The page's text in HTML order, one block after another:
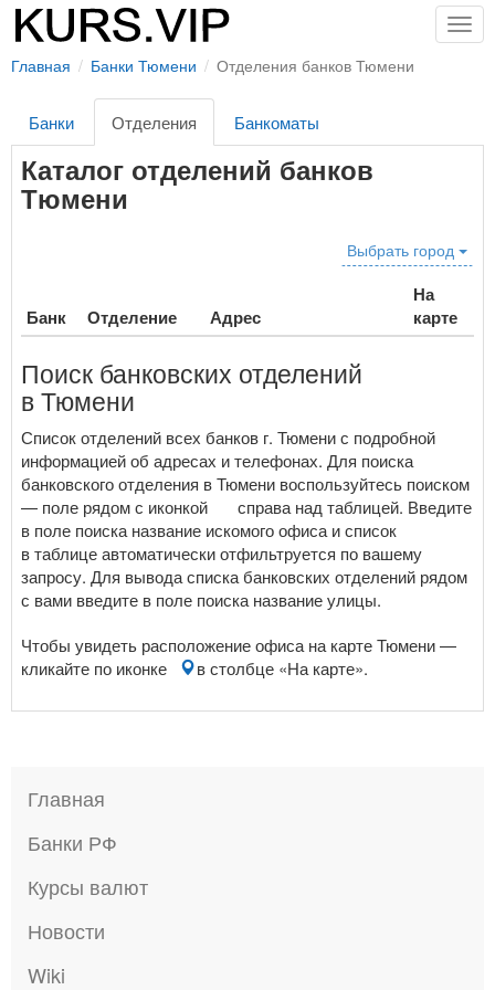
Главная Банки Тюмени Отделения банков Тюмени
Банки Отделения Банкоматы
Каталог отделений банков
Тюмени
Выбрать город
Банк Отделение Адрес
На
карте
Поиск банковских отделений
в Тюмени
Список отделений всех банков г. Тюмени с подробной
информацией об адресах и телефонах. Для поиска
банковского отделения в Тюмени воспользуйтесь поиском
— поле рядом с иконкой
справа над таблицей. Введите
в поле поиска название искомого офиса и список
в таблице автоматически отфильтруется по вашему
запросу. Для вывода списка банковских отделений рядом
с вами введите в поле поиска название улицы.
Чтобы увидеть расположение офиса на карте Тюмени —
кликайте по иконке
в столбце «На карте».
Главная
Банки РФ
Курсы валют
Новости
Wiki